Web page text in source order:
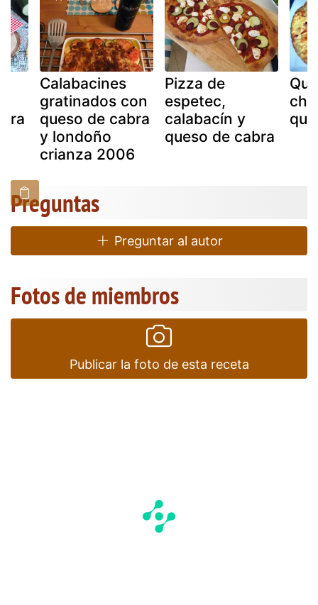
Calabacines
gratinados con
queso de cabra
y londoño
crianza 2006
Pizza de
espetec,
calabacín y
queso de cabra
Preguntas
Preguntar al autor
Fotos de miembros
Publicar la foto de esta receta